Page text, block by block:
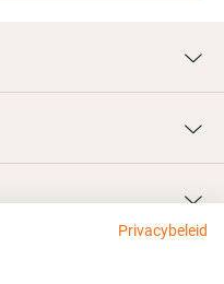
Privacybeleid